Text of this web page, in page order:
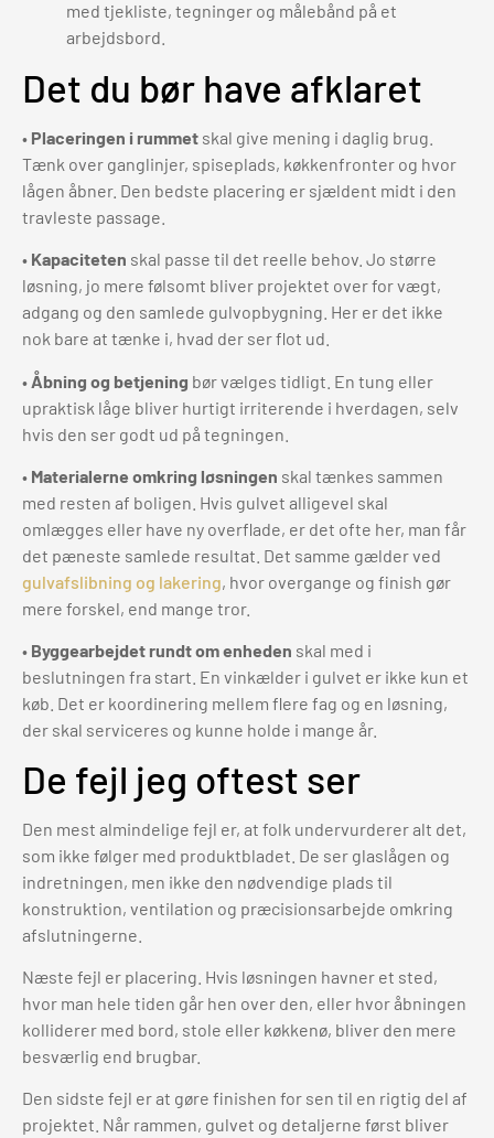
Det du bør have afklaret
• Placeringen i rummet skal give mening i daglig brug.
Tænk over ganglinjer, spiseplads, køkkenfronter og hvor
lågen åbner. Den bedste placering er sjældent midt i den
travleste passage.
• Kapaciteten skal passe til det reelle behov. Jo større
løsning, jo mere følsomt bliver projektet over for vægt,
adgang og den samlede gulvopbygning. Her er det ikke
nok bare at tænke i, hvad der ser flot ud.
• Åbning og betjening bør vælges tidligt. En tung eller
upraktisk låge bliver hurtigt irriterende i hverdagen, selv
hvis den ser godt ud på tegningen.
• Materialerne omkring løsningen skal tænkes sammen
med resten af boligen. Hvis gulvet alligevel skal
omlægges eller have ny overflade, er det ofte her, man får
det pæneste samlede resultat. Det samme gælder ved
gulvafslibning og lakering, hvor overgange og finish gør
mere forskel, end mange tror.
• Byggearbejdet rundt om enheden skal med i
beslutningen fra start. En vinkælder i gulvet er ikke kun et
køb. Det er koordinering mellem flere fag og en løsning,
der skal serviceres og kunne holde i mange år.
De fejl jeg oftest ser
Den mest almindelige fejl er, at folk undervurderer alt det,
som ikke følger med produktbladet. De ser glaslågen og
indretningen, men ikke den nødvendige plads til
konstruktion, ventilation og præcisionsarbejde omkring
afslutningerne.
Næste fejl er placering. Hvis løsningen havner et sted,
hvor man hele tiden går hen over den, eller hvor åbningen
kolliderer med bord, stole eller køkkenø, bliver den mere
besværlig end brugbar.
Den sidste fejl er at gøre finishen for sen til en rigtig del af
projektet. Når rammen, gulvet og detaljerne først bliver